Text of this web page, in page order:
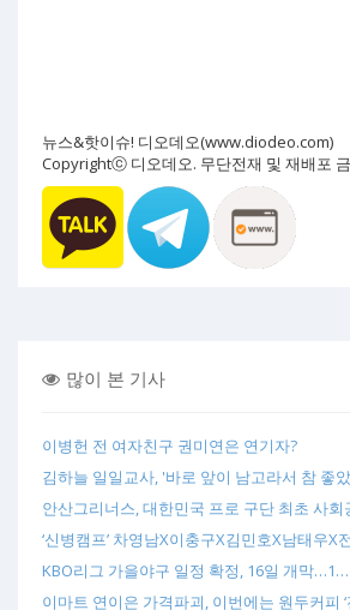
뉴스&핫이슈! 디오데오(www.diodeo.com)
Copyrightⓒ 디오데오. 무단전재 및 재배포
많이 본 기사
이병헌 전 여자친구 권미연은 연기자?
김하늘 일일교사, '바로 앞이 남고라서 참 좋
안산그리너스, 대한민국 프로 구단 최초 사
‘신병캠프’ 차영남X이충구X김민호X남태우X
KBO리그 가을야구 일정 확정, 16일 개막…1…
이마트 연이은 가격파괴, 이번에는 원두커피